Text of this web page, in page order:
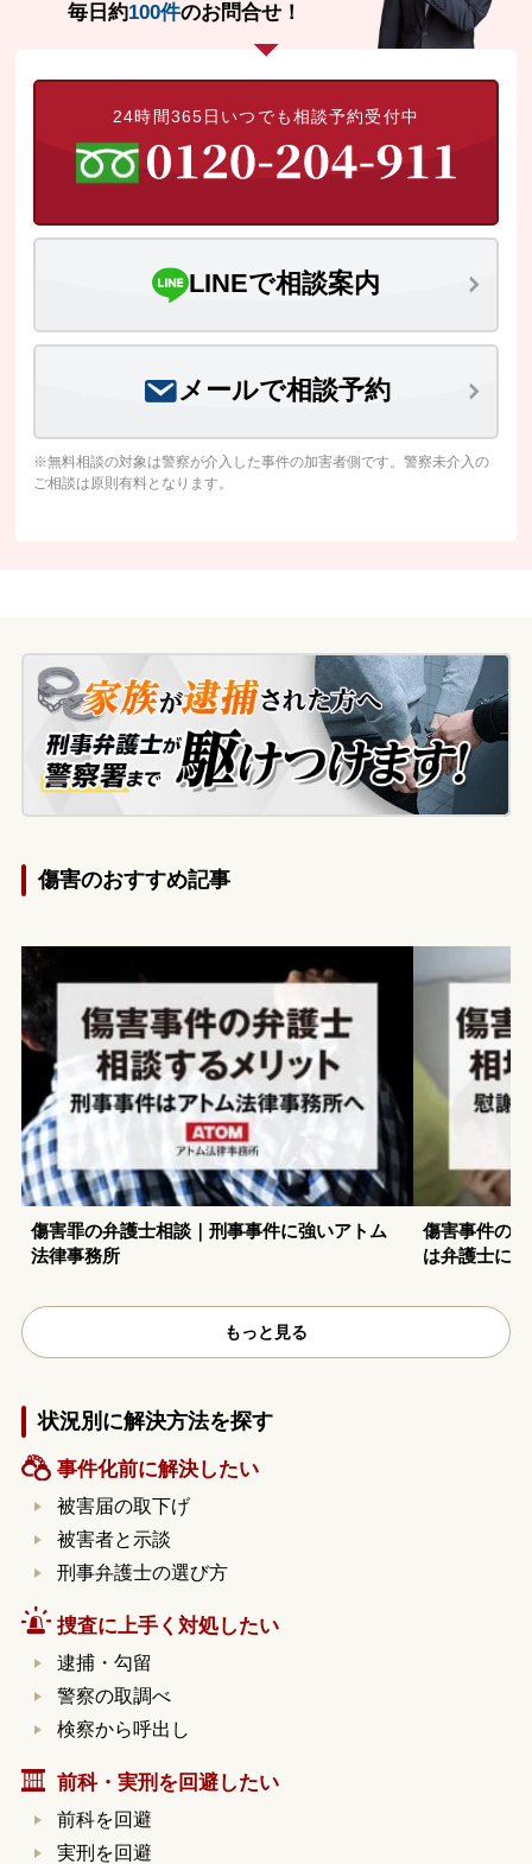
毎日約100件のお問合せ！
24時間365日いつでも相談予約受付中
LINEで相談案内
メールで相談予約
※無料相談の対象は警察が介入した事件の加害者側です。警察未介入の
ご相談は原則有料となります。
傷害のおすすめ記事
傷害罪の弁護士相談｜刑事事件に強いアトム
法律事務所
傷害事件の
は弁護士に
もっと見る
状況別に解決方法を探す
事件化前に解決したい
被害届の取下げ
被害者と示談
刑事弁護士の選び方
捜査に上手く対処したい
逮捕・勾留
警察の取調べ
検察から呼出し
前科・実刑を回避したい
前科を回避
実刑を回避